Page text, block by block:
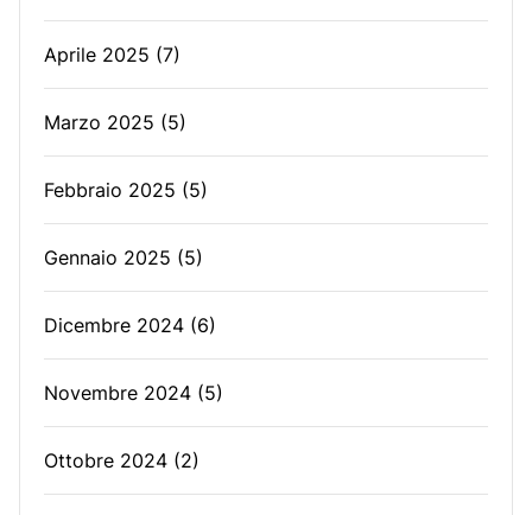
Aprile 2025 (7)
Marzo 2025 (5)
Febbraio 2025 (5)
Gennaio 2025 (5)
Dicembre 2024 (6)
Novembre 2024 (5)
Ottobre 2024 (2)